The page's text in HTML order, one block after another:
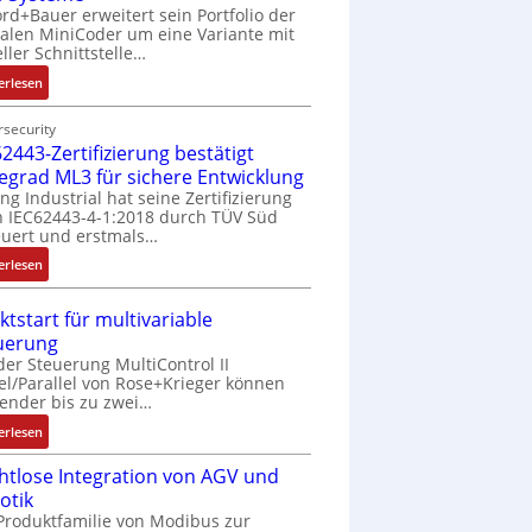
erweitert sein Portfolio der
MiniCoder um eine Variante mit
Schnittstelle…
:
E
i
n
f
a
c
h
e
S
n
s
o
r
-
I
t
Zertifizierung bestätigt
ML3 für sichere Entwicklung
Industrial hat seine Zertifizierung
IEC62443-4-1:2018 durch TÜV Süd
und erstmals…
:
I
C
6
2
4
4
3
Z
e
für multivariable
Steuerung MultiControl II
Parallel von Rose+Krieger können
bis zu zwei…
:
M
a
k
Integration von AGV und
von Modibus zur